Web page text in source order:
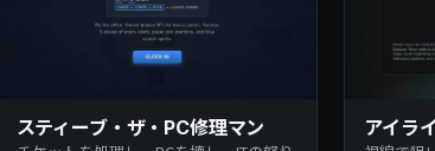
スティーブ・ザ・PC修理マン アイラ